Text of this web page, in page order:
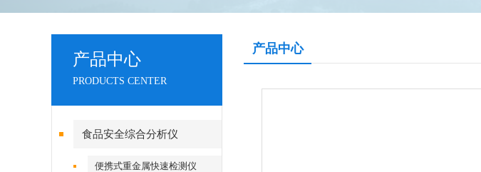
产品中心
PRODUCTS CENTER
食品安全综合分析仪
便携式重金属快速检测仪
产品中心